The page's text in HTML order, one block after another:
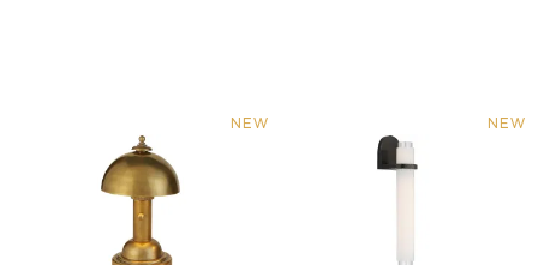
NEW NEW